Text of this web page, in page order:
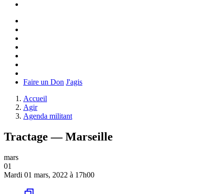
Faire un Don J'agis
Accueil
Agir
Agenda militant
Tractage — Marseille
mars
01
Mardi 01 mars, 2022 à 17h00